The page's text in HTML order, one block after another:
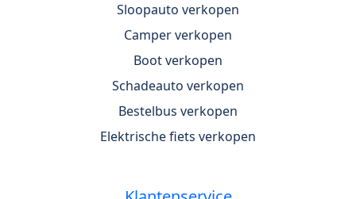
Sloopauto verkopen
Camper verkopen
Boot verkopen
Schadeauto verkopen
Bestelbus verkopen
Elektrische fiets verkopen